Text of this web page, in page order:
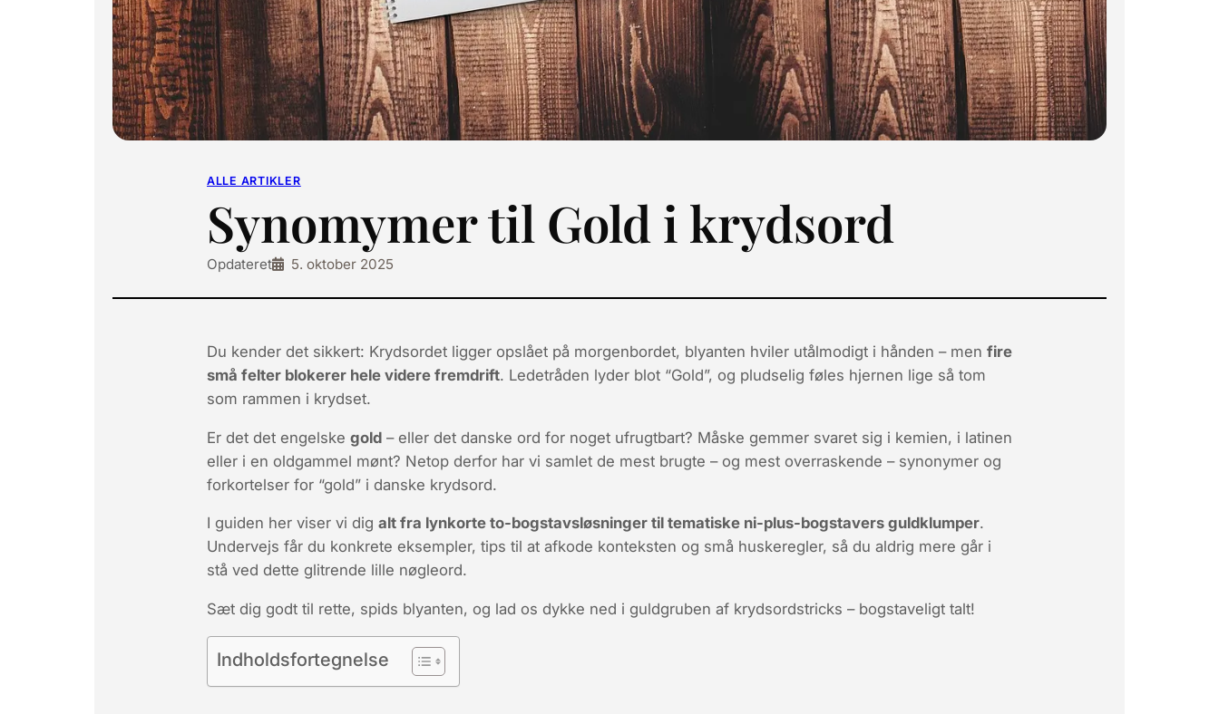
ALLE ARTIKLER
Synomymer til Gold i krydsord
Opdateret 5. oktober 2025
Du kender det sikkert: Krydsordet ligger opslået på morgenbordet, blyanten hviler utålmodigt i hånden – men fire
små felter blokerer hele videre fremdrift. Ledetråden lyder blot “Gold”, og pludselig føles hjernen lige så tom
som rammen i krydset.
Er det det engelske gold – eller det danske ord for noget ufrugtbart? Måske gemmer svaret sig i kemien, i latinen
eller i en oldgammel mønt? Netop derfor har vi samlet de mest brugte – og mest overraskende – synonymer og
forkortelser for “gold” i danske krydsord.
I guiden her viser vi dig alt fra lyn­korte to-bogstavsløsninger til tematiske ni-plus-bogstavers guldklumper.
Undervejs får du konkrete eksempler, tips til at afkode konteksten og små huskeregler, så du aldrig mere går i
stå ved dette glitrende lille nøgleord.
Sæt dig godt til rette, spids blyanten, og lad os dykke ned i guld­gruben af krydsords­tricks – bogstaveligt talt!
Indholdsfortegnelse